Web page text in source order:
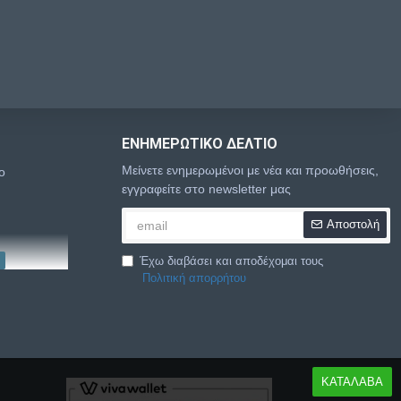
ΕΝΗΜΕΡΩΤΙΚΌ ΔΕΛΤΊΟ
Μείνετε ενημερωμένοι με νέα και προωθήσεις,
εγγραφείτε στο newsletter μας
Αποστολή
Έχω διαβάσει και αποδέχομαι τους
Πολιτική απορρήτου
ΚΑΤΑΛΑΒΑ